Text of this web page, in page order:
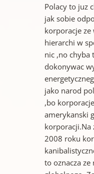
Polacy to juz
jak sobie
korporacje ze
hierarchi w
nic ,no chyba
dokonywac
jako narod
,bo
amerykanski
korporacji.Na
2008 roku
to oznacza ze